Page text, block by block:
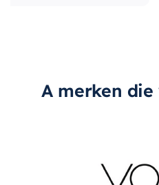
A merken